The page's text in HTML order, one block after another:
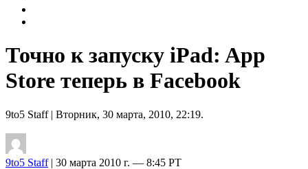
Точно к запуску iPad: App
Store теперь в Facebook
9to5 Staff| Вторник, 30 марта, 2010, 22:19.
9to5 Staff| 30 марта 2010 г. — 8:45 PT